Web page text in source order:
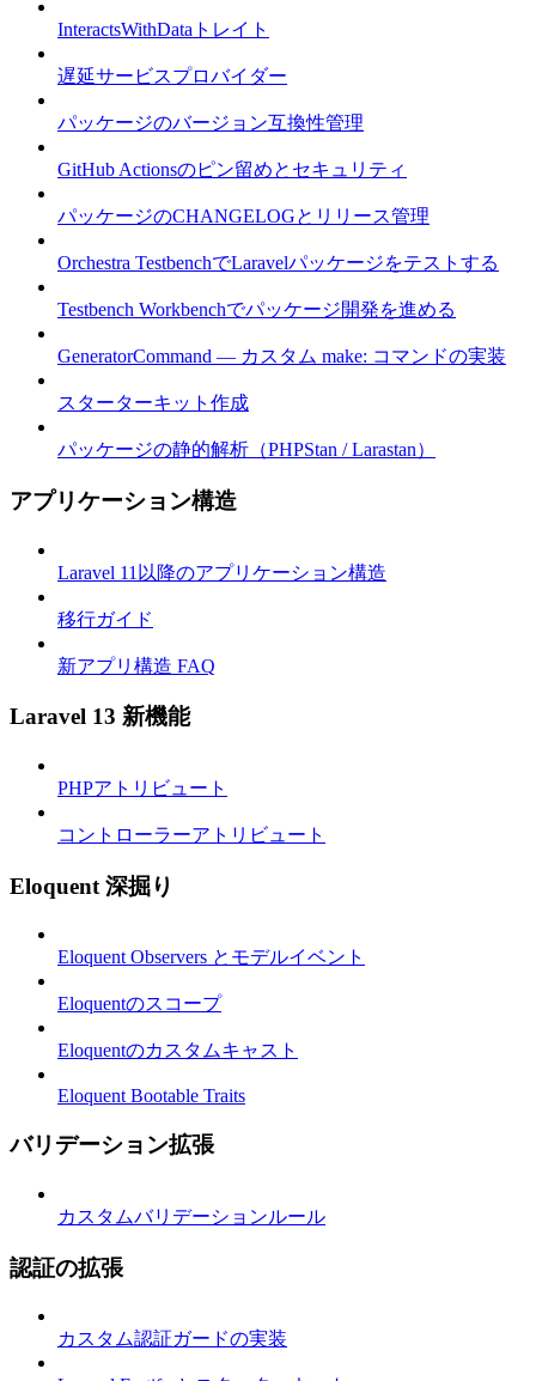
InteractsWithDataトレイト
遅延サービスプロバイダー
パッケージのバージョン互換性管理
GitHub Actionsのピン留めとセキュリティ
パッケージのCHANGELOGとリリース管理
Orchestra TestbenchでLaravelパッケージをテストする
Testbench Workbenchでパッケージ開発を進める
GeneratorCommand — カスタム make: コマンドの実装
スターターキット作成
パッケージの静的解析（PHPStan / Larastan）
アプリケーション構造
Laravel 11以降のアプリケーション構造
移行ガイド
新アプリ構造 FAQ
Laravel 13 新機能
PHPアトリビュート
コントローラーアトリビュート
Eloquent 深掘り
Eloquent Observers とモデルイベント
Eloquentのスコープ
Eloquentのカスタムキャスト
Eloquent Bootable Traits
バリデーション拡張
カスタムバリデーションルール
認証の拡張
カスタム認証ガードの実装